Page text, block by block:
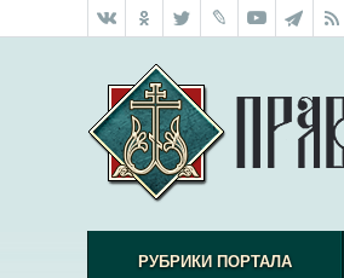
РУБРИКИ ПОРТАЛА